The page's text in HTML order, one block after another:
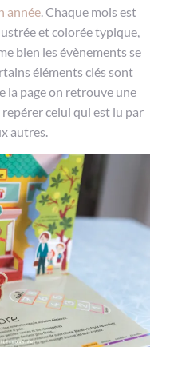
année. Chaque mois est
et colorée typique,
bien les évènements se
éléments clés sont
la page on retrouve une
celui qui est lu par
autres.